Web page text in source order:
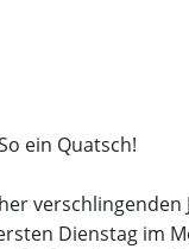
ein Quatsch!
verschlingenden
Dienstag im